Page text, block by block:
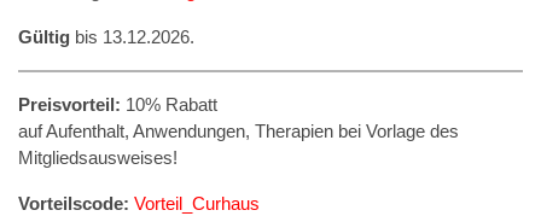
Gültig bis 13.12.2026.
Preisvorteil: 10% Rabatt
auf Aufenthalt, Anwendungen, Therapien bei Vorlage des
Mitgliedsausweises!
Vorteilscode: Vorteil_Curhaus